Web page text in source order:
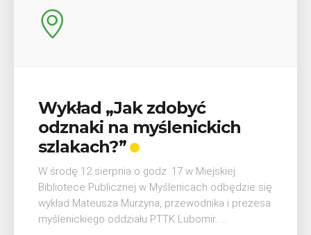
Wykład „Jak zdobyć
odznaki na myślenickich
szlakach?”
W środę 12 sierpnia o godz. 17 w Miejskiej
Bibliotece Publicznej w Myślenicach odbędzie się
wykład Mateusza Murzyna, przewodnika i prezesa
myślenickiego oddziału PTTK Lubomir. ...